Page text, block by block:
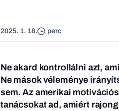
2025. 1. 18. perc
Ne akard kontrollálni azt,
Ne mások véleménye
sem. Az amerikai
tanácsokat ad, amiért